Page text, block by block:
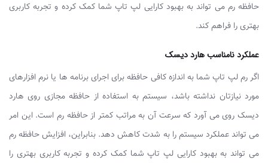
حافظه رم می ‌تواند به بهبود کارایی لپ ‌تاپ شما کمک کرده و تجربه کاربری
بهتری را فراهم کند.
عملکرد نامناسب هارد دیسک
اگر رم لپ ‌تاپ شما به اندازه کافی حافظه برای اجرای برنامه‌ ها یا نرم‌ افزارهای
مورد نیازتان نداشته باشد، سیستم به استفاده از حافظه مجازی روی هارد
دیسک روی می ‌آورد که سرعت آن به مراتب کمتر از حافظه رم است. این امر
می ‌تواند عملکرد سیستم را به شدت کاهش دهد. بنابراین، افزایش حافظه رم
می ‌تواند به بهبود کارایی لپ ‌تاپ شما کمک کرده و تجربه کاربری بهتری را